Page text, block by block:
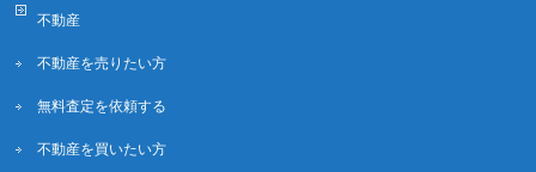
不動産
不動産を売りたい方
無料査定を依頼する
不動産を買いたい方